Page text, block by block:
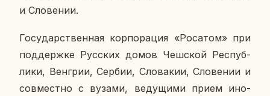
и Сло­ве­нии.
Го­су­дар­ствен­ная кор­по­ра­ция «Ро­са­том» при
под­держ­ке Рус­ских домов Чеш­ской Рес­пуб­
ли­ки, Вен­грии, Сербии, Сло­ва­кии, Сло­ве­нии и
сов­мест­но с вузами, ве­ду­щи­ми прием ино­